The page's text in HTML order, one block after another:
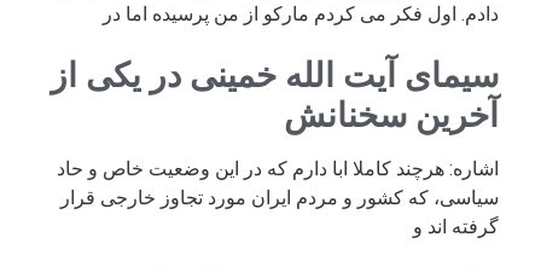
دادم. اول فکر می کردم مارکو از من پرسیده اما در
سیمای آیت الله خمینی در یکی از
آخرین سخنانش
اشاره: هرچند کاملا ابا دارم که در این وضعیت خاص و حاد
سیاسی، که کشور و مردم ایران مورد تجاوز خارجی قرار
گرفته اند و